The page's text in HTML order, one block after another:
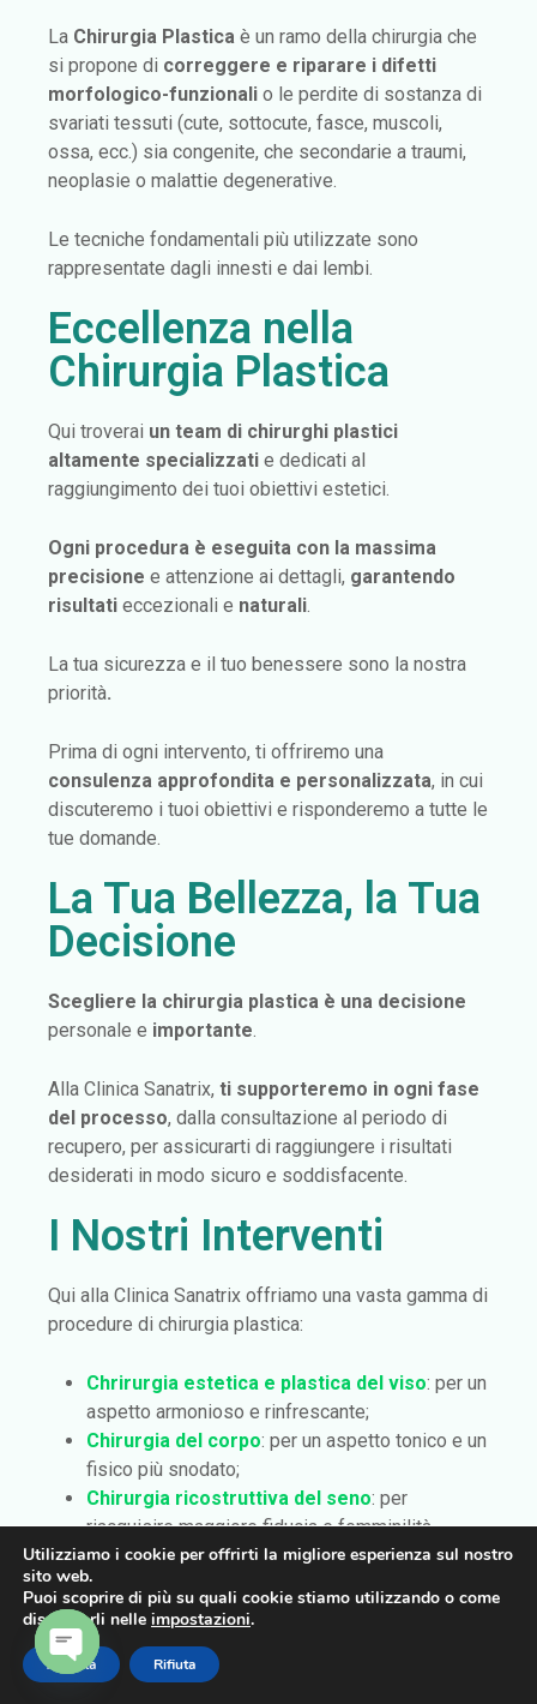
La Chirurgia Plastica è un ramo della chirurgia che
si propone di correggere e riparare i difetti
morfologico-funzionali o le perdite di sostanza di
svariati tessuti (cute, sottocute, fasce, muscoli,
ossa, ecc.) sia congenite, che secondarie a traumi,
neoplasie o malattie degenerative.
Le tecniche fondamentali più utilizzate sono
rappresentate dagli innesti e dai lembi.
Eccellenza nella
Chirurgia Plastica
Qui troverai un team di chirurghi plastici
altamente specializzati e dedicati al
raggiungimento dei tuoi obiettivi estetici.
Ogni procedura è eseguita con la massima
precisione e attenzione ai dettagli, garantendo
risultati eccezionali e naturali.
La tua sicurezza e il tuo benessere sono la nostra
priorità.
Prima di ogni intervento, ti offriremo una
consulenza approfondita e personalizzata, in cui
discuteremo i tuoi obiettivi e risponderemo a tutte le
tue domande.
La Tua Bellezza, la Tua
Decisione
Scegliere la chirurgia plastica è una decisione
personale e importante.
Alla Clinica Sanatrix, ti supporteremo in ogni fase
del processo, dalla consultazione al periodo di
recupero, per assicurarti di raggiungere i risultati
desiderati in modo sicuro e soddisfacente.
I Nostri Interventi
Qui alla Clinica Sanatrix offriamo una vasta gamma di
procedure di chirurgia plastica:
Chrirurgia estetica e plastica del viso: per un
aspetto armonioso e rinfrescante;
Chirurgia del corpo: per un aspetto tonico e un
fisico più snodato;
Chirurgia ricostruttiva del seno: per
riacquisire maggiore fiducia e femminilità,
specialmente dopo un evento traumatico come
neoplasie alla mammella;
Chirurgia Dermatologica
che oncologica per aiutarti a ritrovare la serenità
e il benessere.
Utilizziamo i cookie per offrirti la migliore esperienza sul nostro
sito web.
Puoi scoprire di più su quali cookie stiamo utilizzando o come
disattivarli nelle impostazioni.
Accetta Rifiuta
OPEN